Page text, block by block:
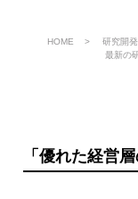
HOME 研究開発
最新の
「優れた経営